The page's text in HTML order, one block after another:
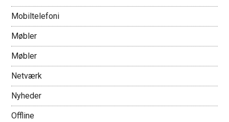
Mobiltelefoni
Møbler
Møbler
Netværk
Nyheder
Offline